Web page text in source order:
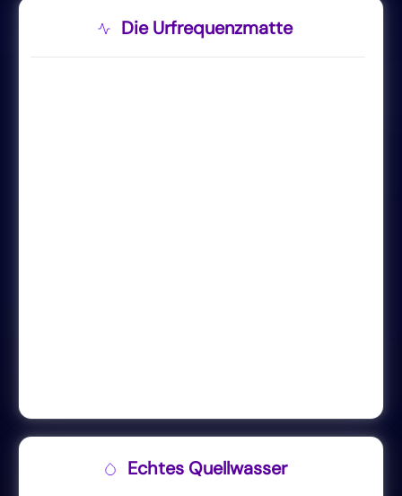
Die Urfrequenzmatte
Echtes Quellwasser